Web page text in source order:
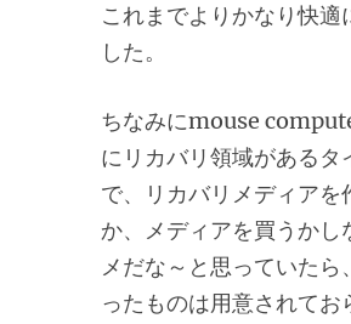
これまでよりかなり快適
した。
ちなみにmouse
にリカバリ領域があるタ
で、リカバリメディアを
か、メディアを買うかし
メだな～と思っていたら
ったものは用意されてお